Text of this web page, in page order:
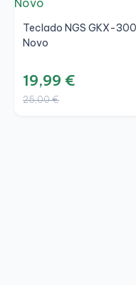
Teclado NGS GKX-
Novo
19,99 €
25,00 €